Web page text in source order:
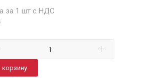
за 1 шт с НДС
корзину